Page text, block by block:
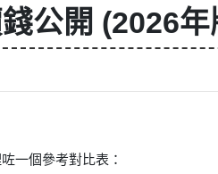
公開 (2026年
一個參考對比表：